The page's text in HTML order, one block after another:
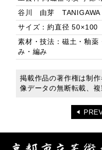
谷川 由芽 TANIGAWA
サイズ：約直径 50×100
素材・技法：磁土・釉薬
み・編み
掲載作品の著作権は制
像データの無断転載、複